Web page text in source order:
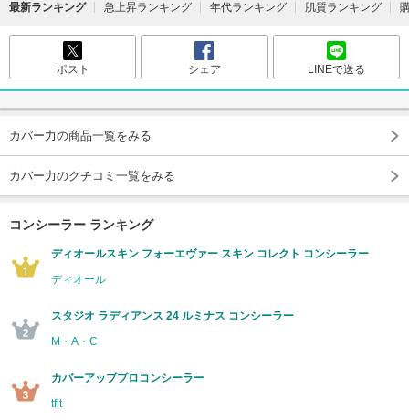
最新ランキング 急上昇ランキング 年代ランキング 肌質ランキング
ポスト シェア LINEで送る
カバー力の商品一覧をみる
カバー力のクチコミ一覧をみる
コンシーラー ランキング
ディオールスキン フォーエヴァー スキン コレクト コンシーラー
ディオール
スタジオ ラディアンス 24 ルミナス コンシーラー
M・A・C
カバーアッププロコンシーラー
tfit